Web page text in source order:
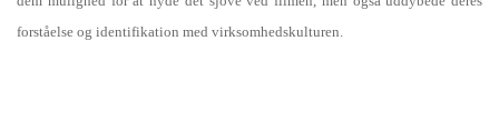
forståelse og identifikation med virksomhedskulturen.